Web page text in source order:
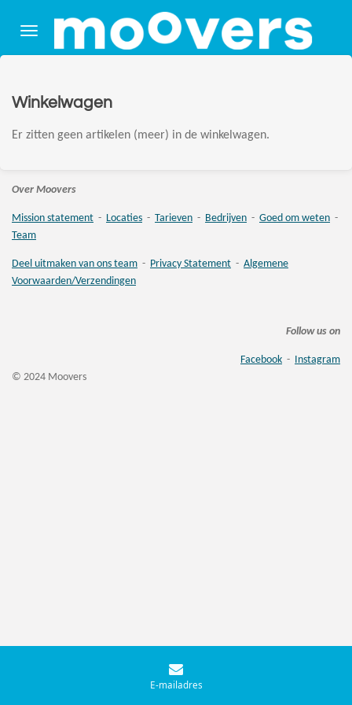
direct
naar
hoofdinhoud
Winkelwagen
Er zitten geen artikelen (meer) in de winkelwagen.
Over Moovers
Mission statement - Locaties - Tarieven - Bedrijven - Goed om weten -
Team
Deel uitmaken van ons team - Privacy Statement - Algemene
Voorwaarden/Verzendingen
Follow us on
Facebook - Instagram
© 2024 Moovers
E-mailadres